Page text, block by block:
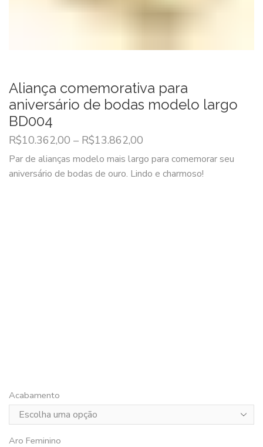
Aliança comemorativa para
aniversário de bodas modelo largo
BD004
R$10.362,00 – R$13.862,00
Par de alianças modelo mais largo para comemorar seu
aniversário de bodas de ouro. Lindo e charmoso!
Acabamento
Aro Feminino